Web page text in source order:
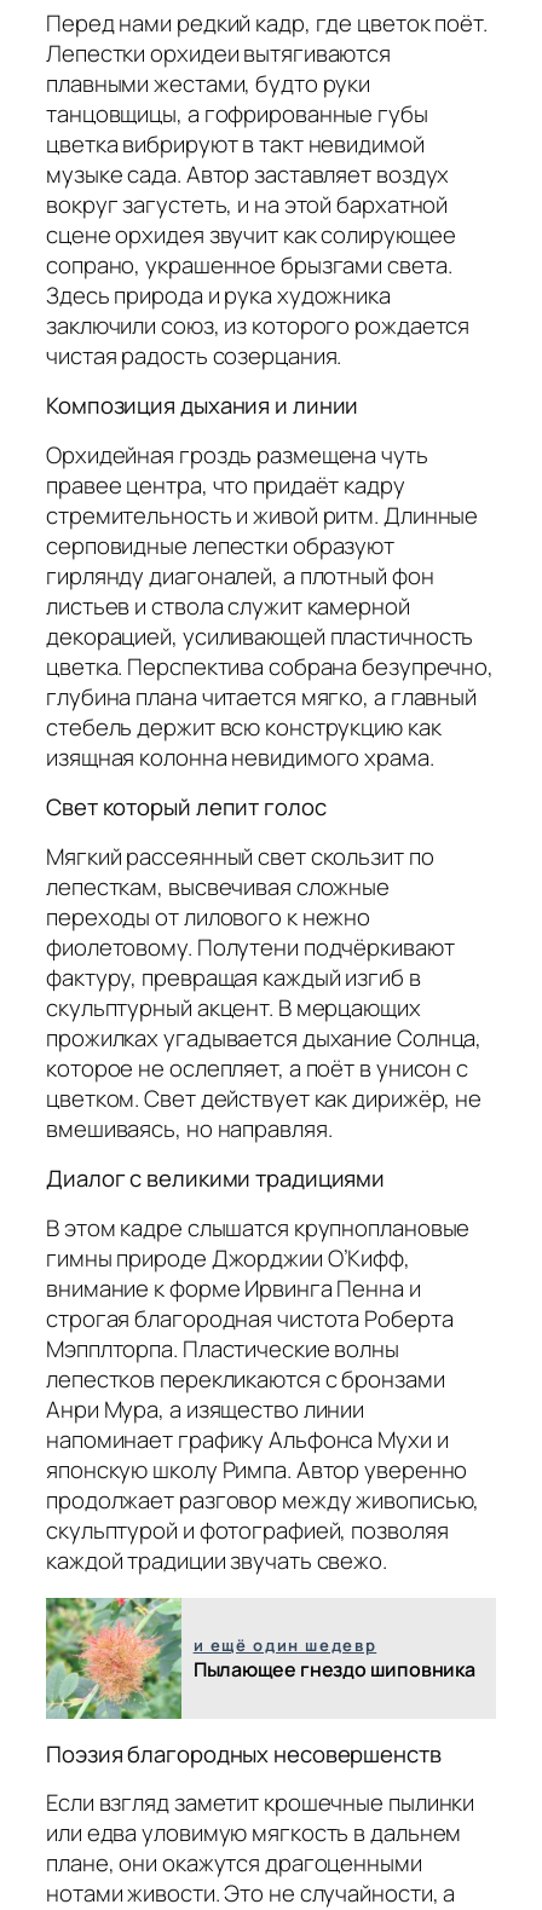
Перед нами редкий кадр, где цветок поёт.
Лепестки орхидеи вытягиваются
плавными жестами, будто руки
танцовщицы, а гофрированные губы
цветка вибрируют в такт невидимой
музыке сада. Автор заставляет воздух
вокруг загустеть, и на этой бархатной
сцене орхидея звучит как солирующее
сопрано, украшенное брызгами света.
Здесь природа и рука художника
заключили союз, из которого рождается
чистая радость созерцания.
Композиция дыхания и линии
Орхидейная гроздь размещена чуть
правее центра, что придаёт кадру
стремительность и живой ритм. Длинные
серповидные лепестки образуют
гирлянду диагоналей, а плотный фон
листьев и ствола служит камерной
декорацией, усиливающей пластичность
цветка. Перспектива собрана безупречно,
глубина плана читается мягко, а главный
стебель держит всю конструкцию как
изящная колонна невидимого храма.
Свет который лепит голос
Мягкий рассеянный свет скользит по
лепесткам, высвечивая сложные
переходы от лилового к нежно
фиолетовому. Полутени подчёркивают
фактуру, превращая каждый изгиб в
скульптурный акцент. В мерцающих
прожилках угадывается дыхание Солнца,
которое не ослепляет, а поёт в унисон с
цветком. Свет действует как дирижёр, не
вмешиваясь, но направляя.
Диалог с великими традициями
В этом кадре слышатся крупноплановые
гимны природе Джорджии О’Кифф,
внимание к форме Ирвинга Пенна и
строгая благородная чистота Роберта
Мэпплторпа. Пластические волны
лепестков перекликаются с бронзами
Анри Мура, а изящество линии
напоминает графику Альфонса Мухи и
японскую школу Римпа. Автор уверенно
продолжает разговор между живописью,
скульптурой и фотографией, позволяя
каждой традиции звучать свежо.
и ещё один шедевр
Пылающее гнездо шиповника
Поэзия благородных несовершенств
Если взгляд заметит крошечные пылинки
или едва уловимую мягкость в дальнем
плане, они окажутся драгоценными
нотами живости. Это не случайности, а